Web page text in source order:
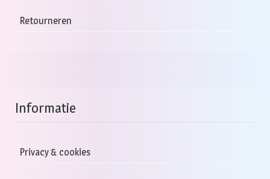
Retourneren
Informatie
Privacy & cookies